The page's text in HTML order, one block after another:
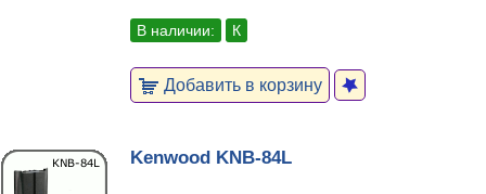
В наличии: К
Добавить в корзину
Kenwood KNB-84L